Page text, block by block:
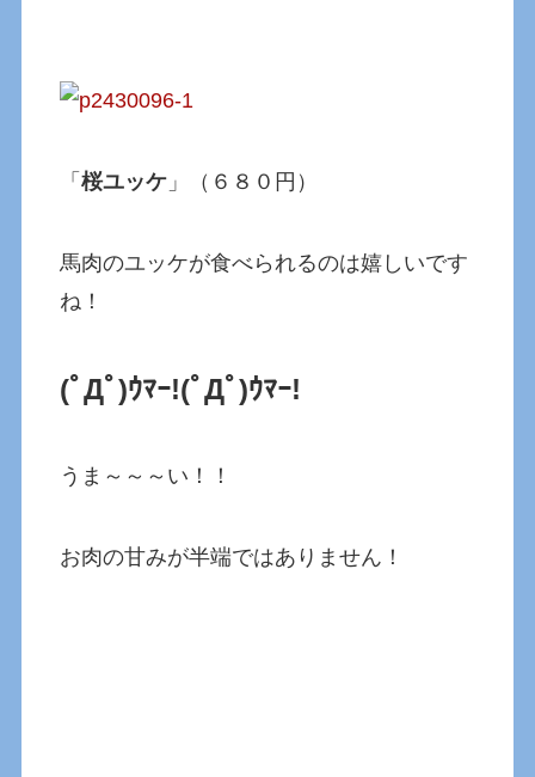
「桜ユッケ 」（６８０円）
馬肉のユッケが食べられるのは嬉しいです
ね！
(ﾟДﾟ)ｳﾏｰ!(ﾟДﾟ)ｳﾏｰ!
うま～～～い！！
お肉の甘みが半端ではありません！